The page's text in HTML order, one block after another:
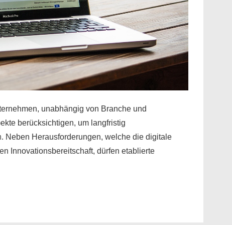
unabhängig von Branche und
berücksichtigen, um langfristig
Neben Herausforderungen, welche die digitale
Innovationsbereitschaft, dürfen etablierte